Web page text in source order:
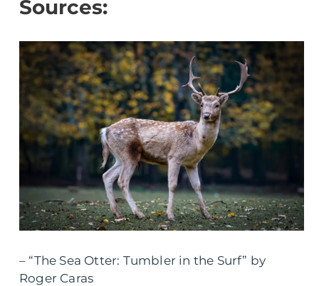
Sources:
– “The Sea Otter: Tumbler in the Surf” by
Roger Caras